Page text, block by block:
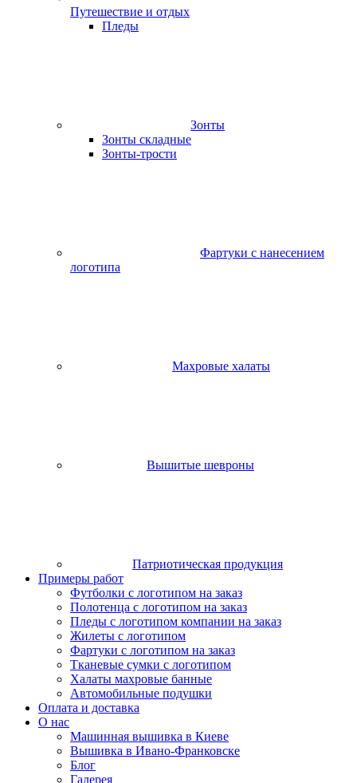
Путешествие и отдых
Пледы
Зонты
Зонты складные
Зонты-трости
Фартуки с нанесением
логотипа
Махровые халаты
Вышитые шевроны
Патриотическая продукция
Примеры работ
Футболки с логотипом на заказ
Полотенца с логотипом на заказ
Пледы с логотипом компании на заказ
Жилеты с логотипом
Фартуки с логотипом на заказ
Тканевые сумки с логотипом
Халаты махровые банные
Автомобильные подушки
Оплата и доставка
О нас
Машинная вышивка в Киеве
Вышивка в Ивано-Франковске
Блог
Галерея